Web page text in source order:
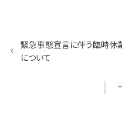
緊急事態宣言に伴う臨時休
について